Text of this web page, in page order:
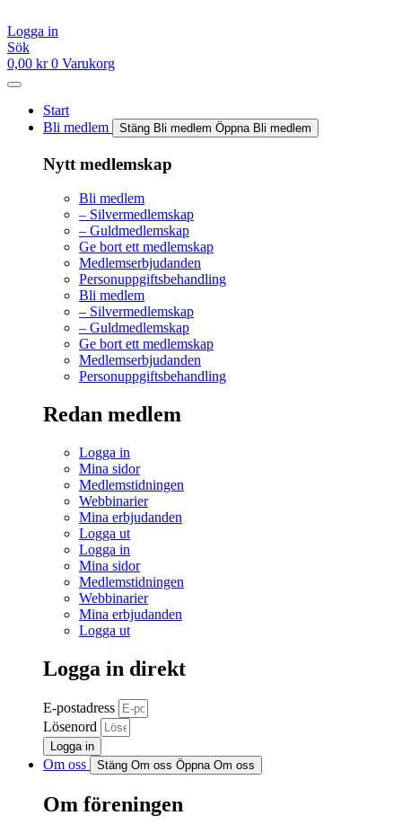
till
innehåll
Logga in
Sök
0,00 kr 0 Varukorg
Start
Bli medlem
Stäng Bli medlem Öppna Bli medlem
Nytt medlemskap
Bli medlem
– Silvermedlemskap
– Guldmedlemskap
Ge bort ett medlemskap
Medlemserbjudanden
Personuppgiftsbehandling
Bli medlem
– Silvermedlemskap
– Guldmedlemskap
Ge bort ett medlemskap
Medlemserbjudanden
Personuppgiftsbehandling
Redan medlem
Logga in
Mina sidor
Medlemstidningen
Webbinarier
Mina erbjudanden
Logga ut
Logga in
Mina sidor
Medlemstidningen
Webbinarier
Mina erbjudanden
Logga ut
Logga in direkt
E-postadress
Lösenord
Logga in
Om oss Stäng Om oss Öppna Om oss
Om föreningen